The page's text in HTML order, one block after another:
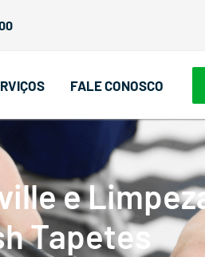
FALE CONOSCO
e
Tapetes